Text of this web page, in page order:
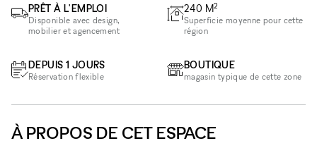
PRÊT À L'EMPLOI
Disponible avec design,
mobilier et agencement
DEPUIS 1 JOURS
Réservation flexible
240 M2
Superficie moyenne pour cette
région
BOUTIQUE
magasin typique de cette zone
À PROPOS DE CET ESPACE